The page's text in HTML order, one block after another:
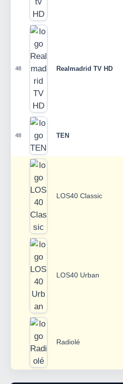
48 Realmadrid TV HD
48 TEN
LOS40 Classic
LOS40 Urban
Radiolé